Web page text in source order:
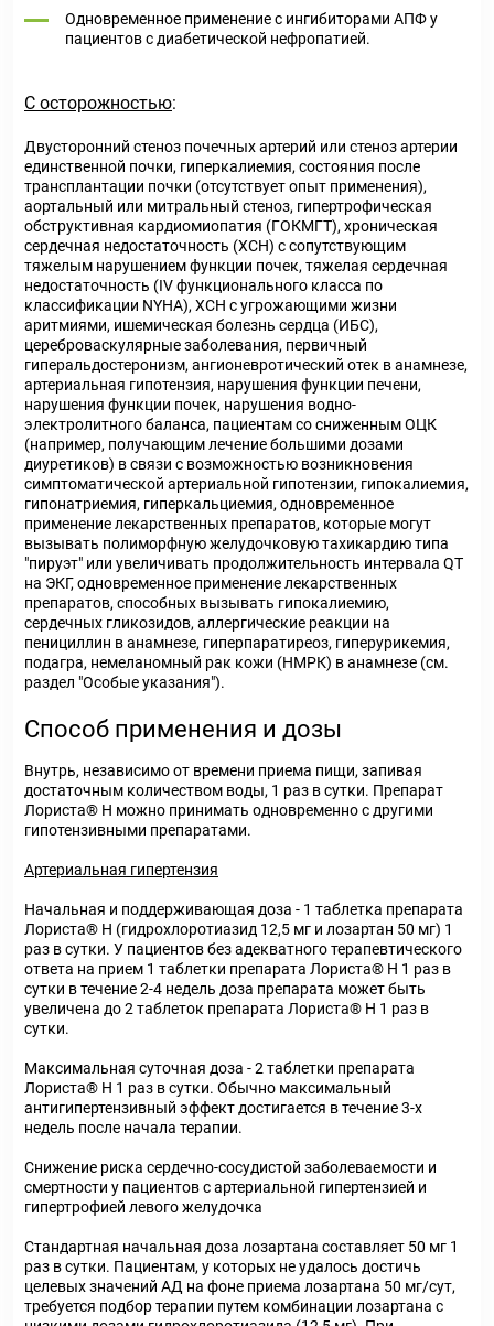
Одновременное применение с ингибиторами АПФ у
пациентов с диабетической нефропатией.
С осторожностью:
Двусторонний стеноз почечных артерий или стеноз артерии
единственной почки, гиперкалиемия, состояния после
трансплантации почки (отсутствует опыт применения),
аортальный или митральный стеноз, гипертрофическая
обструктивная кардиомиопатия (ГОКМГТ), хроническая
сердечная недостаточность (ХСН) с сопутствующим
тяжелым нарушением функции почек, тяжелая сердечная
недостаточность (IV функционального класса по
классификации NYHA), ХСН с угрожающими жизни
аритмиями, ишемическая болезнь сердца (ИБС),
цереброваскулярные заболевания, первичный
гиперальдостеронизм, ангионевротический отек в анамнезе,
артериальная гипотензия, нарушения функции печени,
нарушения функции почек, нарушения водно-
электролитного баланса, пациентам со сниженным ОЦК
(например, получающим лечение большими дозами
диуретиков) в связи с возможностью возникновения
симптоматической артериальной гипотензии, гипокалиемия,
гипонатриемия, гиперкальциемия, одновременное
применение лекарственных препаратов, которые могут
вызывать полиморфную желудочковую тахикардию типа
"пируэт" или увеличивать продолжительность интервала QT
на ЭКГ, одновременное применение лекарственных
препаратов, способных вызывать гипокалиемию,
сердечных гликозидов, аллергические реакции на
пенициллин в анамнезе, гиперпаратиреоз, гиперурикемия,
подагра, немеланомный рак кожи (НМРК) в анамнезе (см.
раздел "Особые указания").
Способ применения и дозы
Внутрь, независимо от времени приема пищи, запивая
достаточным количеством воды, 1 раз в сутки. Препарат
Лориста® Н можно принимать одновременно с другими
гипотензивными препаратами.
Артериальная гипертензия
Начальная и поддерживающая доза - 1 таблетка препарата
Лориста® Н (гидрохлоротиазид 12,5 мг и лозартан 50 мг) 1
раз в сутки. У пациентов без адекватного терапевтического
ответа на прием 1 таблетки препарата Лориста® Н 1 раз в
сутки в течение 2-4 недель доза препарата может быть
увеличена до 2 таблеток препарата Лориста® Н 1 раз в
сутки.
Максимальная суточная доза - 2 таблетки препарата
Лориста® Н 1 раз в сутки. Обычно максимальный
антигипертензивный эффект достигается в течение 3-х
недель после начала терапии.
Снижение риска сердечно-сосудистой заболеваемости и
смертности у пациентов с артериальной гипертензией и
гипертрофией левого желудочка
Стандартная начальная доза лозартана составляет 50 мг 1
раз в сутки. Пациентам, у которых не удалось достичь
целевых значений АД на фоне приема лозартана 50 мг/сут,
требуется подбор терапии путем комбинации лозартана с